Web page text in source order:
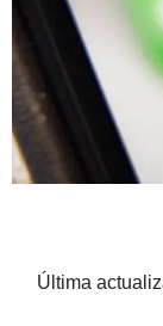
Última